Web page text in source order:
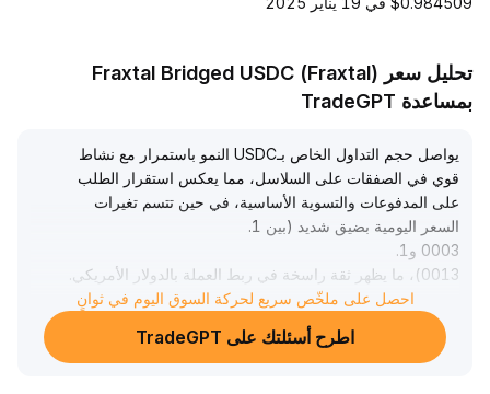
تحليل سعر Fraxtal Bridged USDC (Fraxtal)
بمساعدة TradeGPT
يواصل حجم التداول الخاص بـUSDC النمو باستمرار مع نشاط
قوي في الصفقات على السلاسل، مما يعكس استقرار الطلب
على المدفوعات والتسوية الأساسية، في حين تتسم تغيرات
السعر اليومية بضيق شديد (بين 1
.
0003 و1
.
0013)، ما يظهر ثقة راسخة في ربط العملة بالدولار الأمريكي
على المدى القصير، يشكّل انخفاض إيرادات Circle عن التوقعات
وخفض التصنيف ضغطًا على التقييم، إضافة إلى المنافسة في
القطاع وحساسية العائدات لمعدلات الفائدة الأمريكية
احصل على ملخّص سريع لحركة السوق اليوم في ثوانٍ
اطرح أسئلتك على TradeGPT